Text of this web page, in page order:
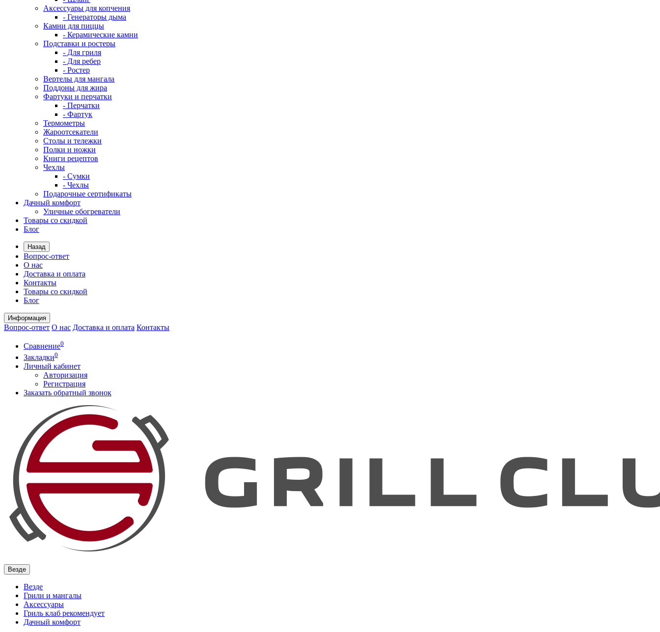
Аксессуары для копчения
- Генераторы дыма
Камни для пиццы
- Керамические камни
Подставки и ростеры
- Для гриля
- Для ребер
- Ростер
Вертелы для мангала
Поддоны для жира
Фартуки и перчатки
- Перчатки
- Фартук
Термометры
Жароотсекатели
Столы и тележки
Полки и ножки
Книги рецептов
Чехлы
- Сумки
- Чехлы
Подарочные сертификаты
Дачный комфорт
Уличные обогреватели
Товары со скидкой
Блог
Назад
Вопрос-ответ
О нас
Доставка и оплата
Контакты
Товары со скидкой
Блог
Информация
Вопрос-ответ О нас Доставка и оплата Контакты
Сравнение0
Закладки0
Личный кабинет
Авторизация
Регистрация
Заказать обратный звонок
Везде
Везде
Грили и мангалы
Аксессуары
Гриль клаб рекомендует
Дачный комфорт